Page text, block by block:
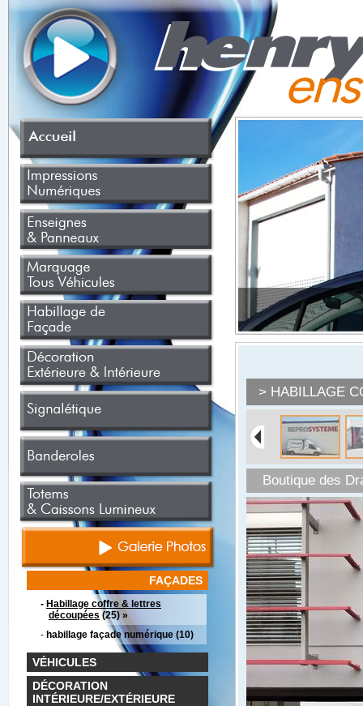
FAÇADES
- Habillage coffre & lettres
découpées (25) »
- habillage façade numérique (10)
VÉHICULES
DÉCORATION
INTÉRIEURE/EXTÉRIEURE
> HABILLAGE
Boutique des